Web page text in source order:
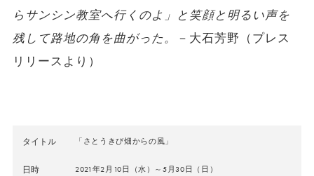
らサンシン教室へ行くのよ」と笑顔と明るい声を
残して路地の角を曲がった。
－大石芳野（プレス
リリースより）
タイトル 「さとうきび畑からの風」
日時 2021年2月10日（水）～5月30日（日）